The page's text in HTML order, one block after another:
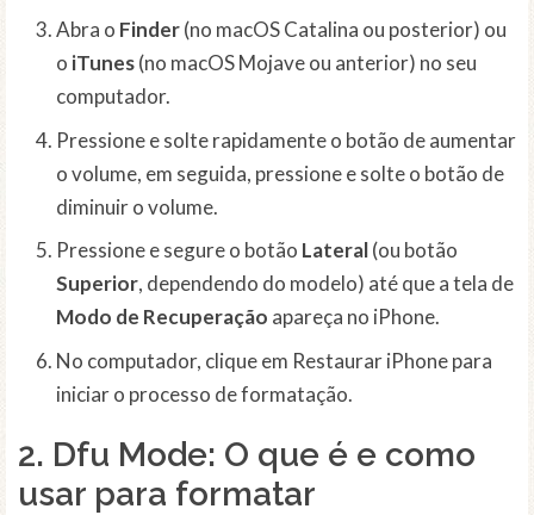
Abra o Finder(no macOS Catalina ou posterior) ou
o iTunes(no macOS Mojave ou anterior) no seu
computador.
Pressione e solte rapidamente o botão de aumentar
o volume, em seguida, pressione e solte o botão de
diminuir o volume.
Pressione e segure o botão Lateral(ou botão
Superior, dependendo do modelo) até que a tela de
Modo de Recuperação apareça no iPhone.
No computador, clique em Restaurar iPhone para
iniciar o processo de formatação.
2. Dfu Mode: O que é e como
usar para formatar